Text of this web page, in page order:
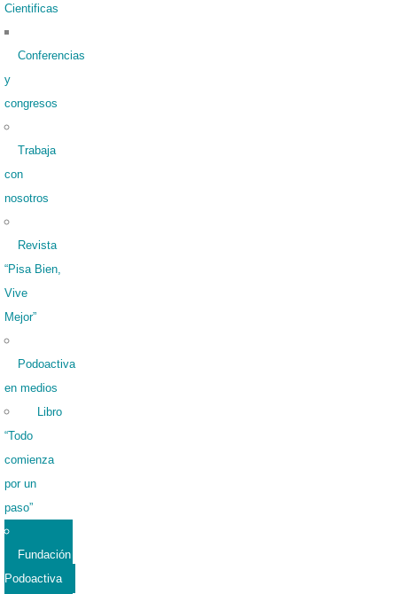
Cientificas
Conferencias
y
congresos
Trabaja
con
nosotros
Revista
“Pisa Bien,
Vive
Mejor”
Podoactiva
en medios
Libro
“Todo
comienza
por un
paso”
Fundación
Podoactiva